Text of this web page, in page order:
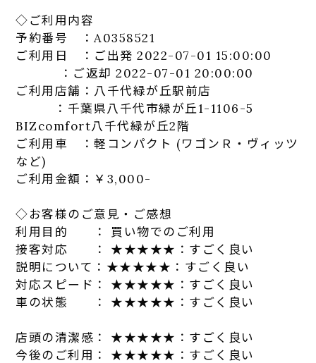
◇ご利用内容
予約番号 ：A0358521
ご利用日 ：ご出発 2022-07-01 15:00:00
：ご返却 2022-07-01 20:00:00
ご利用店舗： 八千代緑が丘駅前店
：千葉県八千代市緑が丘1-1106-5
BIZcomfort八千代緑が丘2階
ご利用車 ：軽コンパクト (ワゴンＲ・ヴィッツ
など)
ご利用金額：￥3,000-
◇お客様のご意見・ご感想
利用目的 ： 買い物でのご利用
接客対応 ： ★★★★★：すごく良い
説明について：★★★★★：すごく良い
対応スピード： ★★★★★：すごく良い
車の状態 ： ★★★★★：すごく良い
店頭の清潔感： ★★★★★：すごく良い
今後のご利用： ★★★★★：すごく良い